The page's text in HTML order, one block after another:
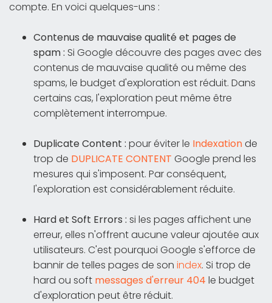
compte. En voici quelques-uns :
Contenus de mauvaise qualité et pages de
spam : Si Google découvre des pages avec des
contenus de mauvaise qualité ou même des
spams, le budget d'exploration est réduit. Dans
certains cas, l'exploration peut même être
complètement interrompue.
Duplicate Content : pour éviter le Indexationde
trop de DUPLICATE CONTENT Google prend les
mesures qui s'imposent. Par conséquent,
l'exploration est considérablement réduite.
Hard et Soft Errors : si les pages affichent une
erreur, elles n'offrent aucune valeur ajoutée aux
utilisateurs. C'est pourquoi Google s'efforce de
bannir de telles pages de son index. Si trop de
hard ou soft messages d'erreur 404 le budget
d'exploration peut être réduit.